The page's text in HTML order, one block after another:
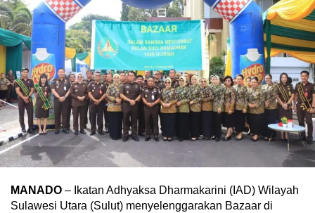
MANADO – Ikatan Adhyaksa Dharmakarini (IAD) Wilayah
Sulawesi Utara (Sulut) menyelenggarakan Bazaar di